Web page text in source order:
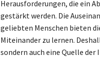
Herausforderungen, die ein
gestärkt werden. Die
geliebten Menschen bieten
Miteinander zu lernen.
sondern auch eine Quelle der